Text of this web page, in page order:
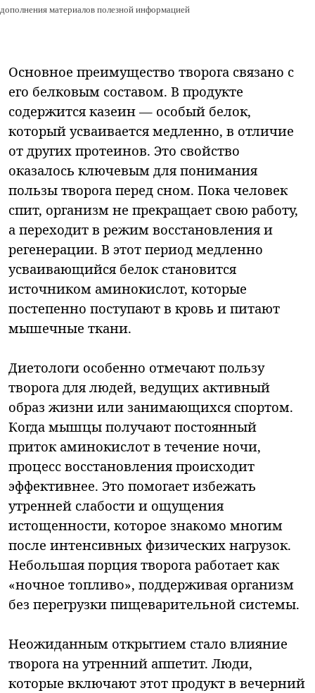
дополнения материалов полезной информацией
Основное преимущество творога связано с
его белковым составом. В продукте
содержится казеин — особый белок,
который усваивается медленно, в отличие
от других протеинов. Это свойство
оказалось ключевым для понимания
пользы творога перед сном. Пока человек
спит, организм не прекращает свою работу,
а переходит в режим восстановления и
регенерации. В этот период медленно
усваивающийся белок становится
источником аминокислот, которые
постепенно поступают в кровь и питают
мышечные ткани.
Диетологи особенно отмечают пользу
творога для людей, ведущих активный
образ жизни или занимающихся спортом.
Когда мышцы получают постоянный
приток аминокислот в течение ночи,
процесс восстановления происходит
эффективнее. Это помогает избежать
утренней слабости и ощущения
истощенности, которое знакомо многим
после интенсивных физических нагрузок.
Небольшая порция творога работает как
«ночное топливо», поддерживая организм
без перегрузки пищеварительной системы.
Неожиданным открытием стало влияние
творога на утренний аппетит. Люди,
которые включают этот продукт в вечерний